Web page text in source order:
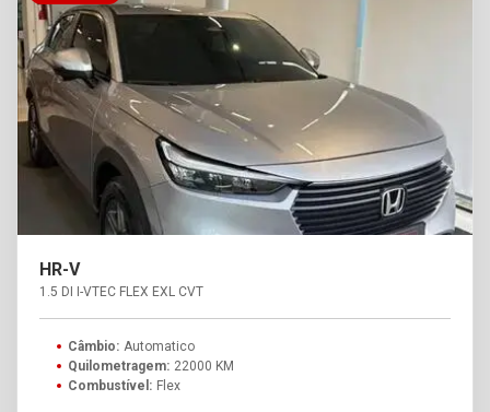
HR-V
1.5 DI I-VTEC FLEX EXL CVT
Câmbio: Automatico
Quilometragem: 22000 KM
Combustível: Flex